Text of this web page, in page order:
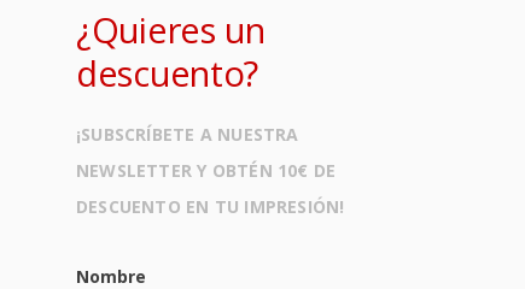
¿Quieres un
descuento?
¡SUBSCRÍBETE A NUESTRA
NEWSLETTER Y OBTÉN 10€ DE
DESCUENTO EN TU IMPRESIÓN!
Nombre